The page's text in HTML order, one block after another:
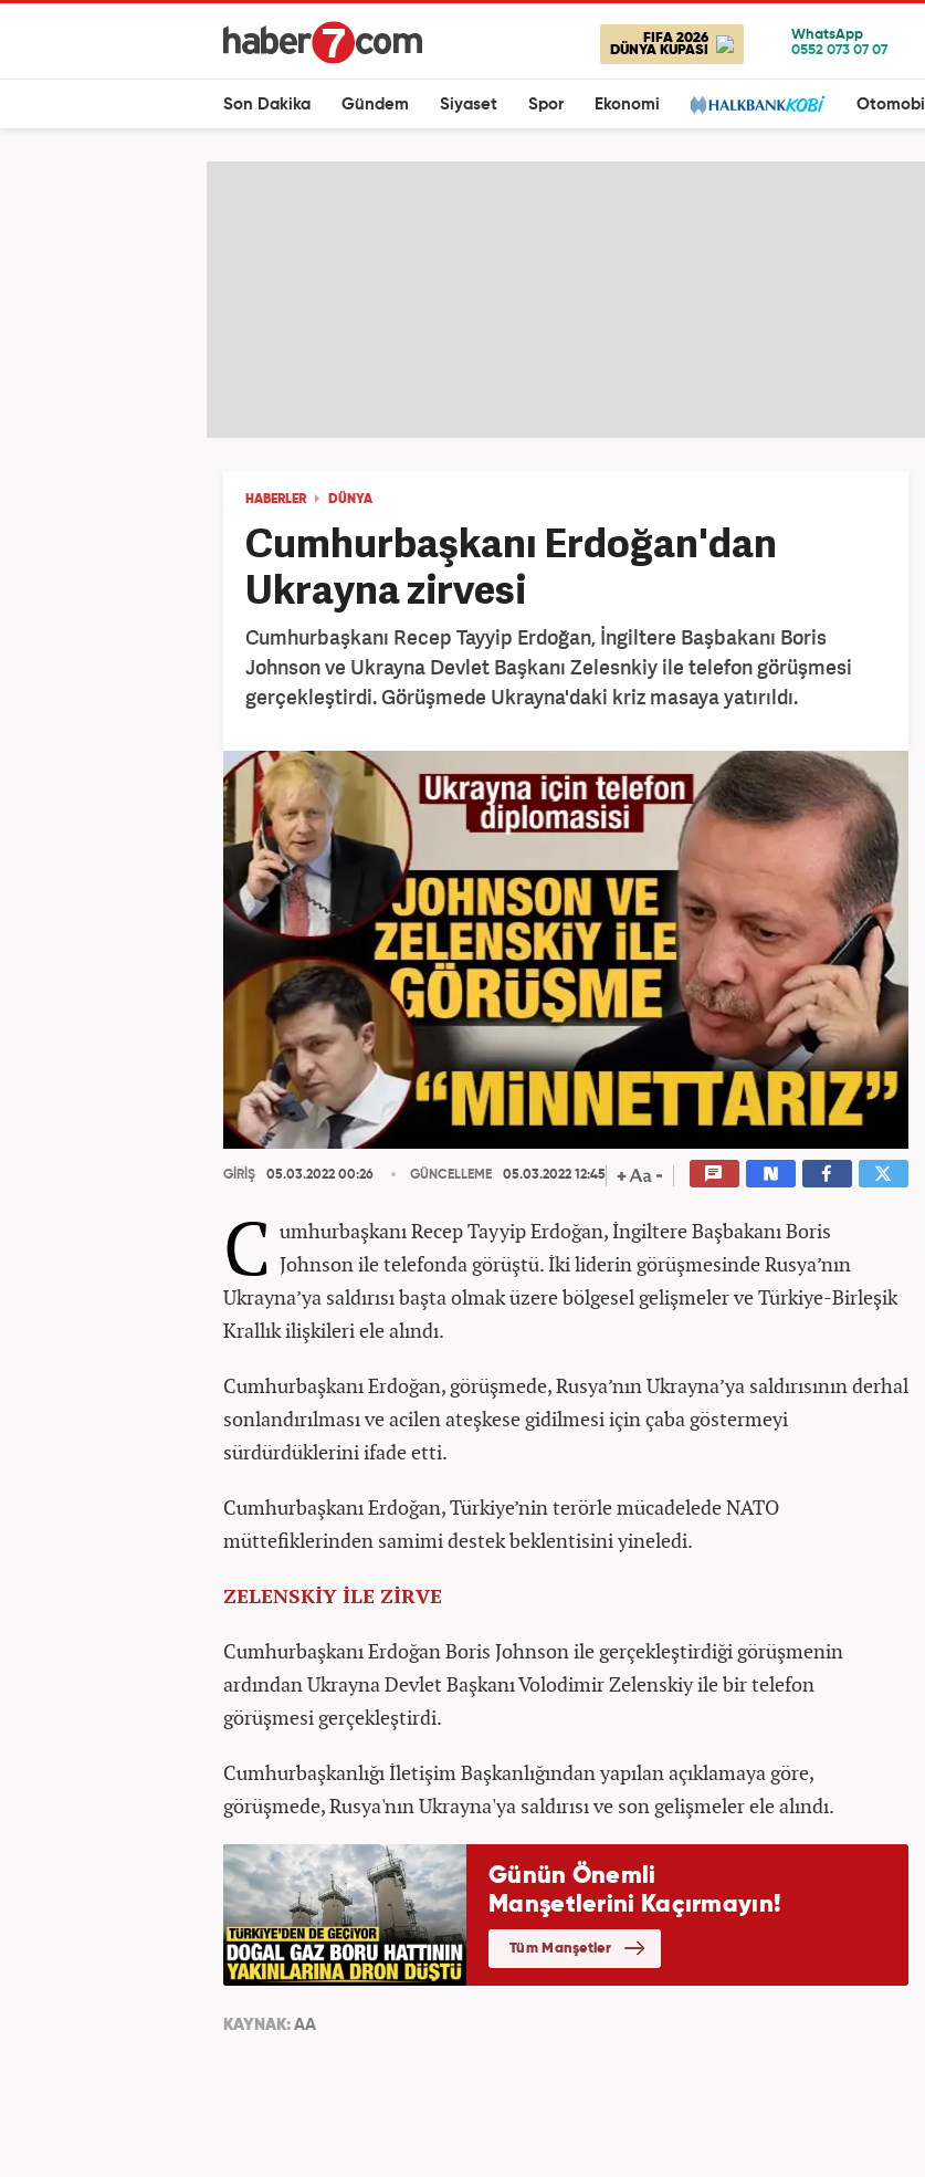
FIFA 2026
DÜNYA KUPASI
Son Dakika Gündem Siyaset Spor Ekonomi Otomobil
HABERLER DÜNYA
Cumhurbaşkanı Erdoğan'dan
Ukrayna zirvesi
Cumhurbaşkanı Recep Tayyip Erdoğan, İngiltere Başbakanı Boris
Johnson ve Ukrayna Devlet Başkanı Zelesnkiy ile telefon görüşmesi
gerçekleştirdi. Görüşmede Ukrayna'daki kriz masaya yatırıldı.
GİRİŞ 05.03.2022 00:26 GÜNCELLEME 05.03.2022 12:45
C umhurbaşkanı Recep Tayyip Erdoğan, İngiltere Başbakanı Boris
Johnson ile telefonda görüştü. İki liderin görüşmesinde Rusya’nın
Ukrayna’ya saldırısı başta olmak üzere bölgesel gelişmeler ve Türkiye-Birleşik
Krallık ilişkileri ele alındı.
Cumhurbaşkanı Erdoğan, görüşmede, Rusya’nın Ukrayna’ya saldırısının derhal
sonlandırılması ve acilen ateşkese gidilmesi için çaba göstermeyi
sürdürdüklerini ifade etti.
Cumhurbaşkanı Erdoğan, Türkiye’nin terörle mücadelede NATO
müttefiklerinden samimi destek beklentisini yineledi.
ZELENSKİY İLE ZİRVE
Cumhurbaşkanı Erdoğan Boris Johnson ile gerçekleştirdiği görüşmenin
ardından Ukrayna Devlet Başkanı Volodimir Zelenskiy ile bir telefon
görüşmesi gerçekleştirdi.
Cumhurbaşkanlığı İletişim Başkanlığından yapılan açıklamaya göre,
görüşmede, Rusya'nın Ukrayna'ya saldırısı ve son gelişmeler ele alındı.
KAYNAK: AA